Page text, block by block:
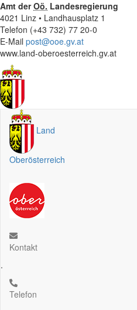
Amt derOö. Landesregierung
4021 Linz • Landhausplatz 1
Telefon (+43 732) 77 20-0
E-Mail post@ooe.gv.at
www.land-oberoesterreich.gv.at
Land
Oberösterreich
Kontakt
.
Telefon